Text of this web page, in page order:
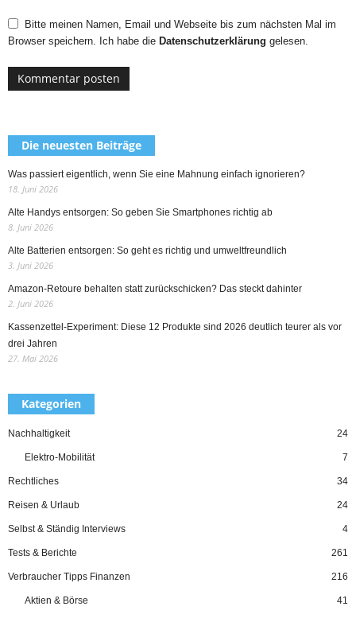
Bitte meinen Namen, Email und Webseite bis zum nächsten Mal im
Browser speichern. Ich habe die Datenschutzerklärung gelesen.
Die neuesten Beiträge
Was passiert eigentlich, wenn Sie eine Mahnung einfach ignorieren?
18. Juni 2026
Alte Handys entsorgen: So geben Sie Smartphones richtig ab
8. Juni 2026
Alte Batterien entsorgen: So geht es richtig und umweltfreundlich
3. Juni 2026
Amazon-Retoure behalten statt zurückschicken? Das steckt dahinter
2. Juni 2026
Kassenzettel-Experiment: Diese 12 Produkte sind 2026 deutlich teurer als vor
drei Jahren
27. Mai 2026
Kategorien
Nachhaltigkeit 24
Elektro-Mobilität 7
Rechtliches 34
Reisen & Urlaub 24
Selbst & Ständig Interviews 4
Tests & Berichte 261
Verbraucher Tipps Finanzen 216
Aktien & Börse 41